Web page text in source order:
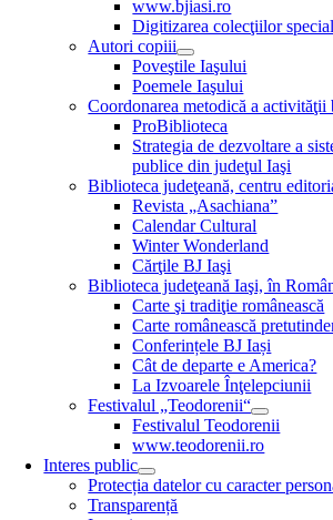
www.bjiasi.ro
Digitizarea colecţiilor
Autori copiii
Poveştile Iaşului
Poemele Iaşului
Coordonarea metodică a
ProBiblioteca
Strategia de dezvoltare a
publice din judeţul Iaşi
Biblioteca judeţeană, centru
Revista „Asachiana”
Calendar Cultural
Winter Wonderland
Cărţile BJ Iaşi
Biblioteca judeţeană Iaşi, în
Carte şi tradiţie românească
Carte românească
Conferințele BJ Iași
Cât de departe e America?
La Izvoarele Înţelepciunii
Festivalul „Teodorenii“
Festivalul Teodorenii
www.teodorenii.ro
Interes public
Protecția datelor cu caracter
Transparență